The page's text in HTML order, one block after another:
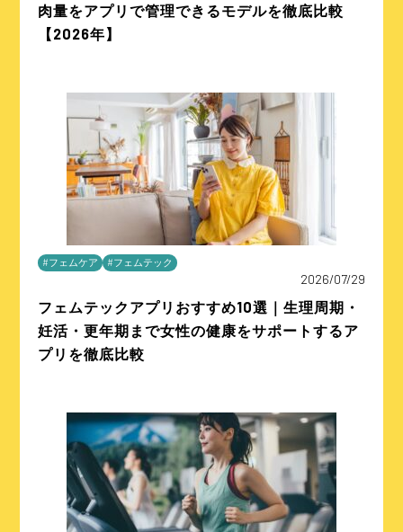
肉量をアプリで管理できるモデルを徹底比較
【2026年】
#フェムケア #フェムテック
2026/07/29
フェムテックアプリおすすめ10選｜生理周期・
妊活・更年期まで女性の健康をサポートするア
プリを徹底比較